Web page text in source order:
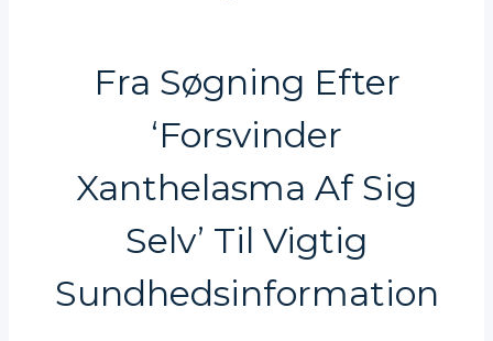
Fra Søgning Efter
‘forsvinder
Xanthelasma Af Sig
Selv’ Til Vigtig
Sundhedsinformation